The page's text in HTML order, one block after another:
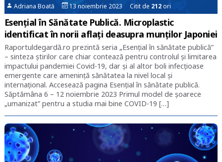
Adriana Boată 13 noiembrie 2023 Citit de 212ori
Esențial în Sănătate Publică. Microplastic
identificat în norii aflați deasupra munților Japoniei
Raportuldegardă.ro prezintă seria „Esențial în sănătate publică”
– sinteza știrilor care chiar contează pentru controlul și limitarea
impactului pandemiei Covid-19, dar și al altor boli infecțioase
emergente care amenință sănătatea la nivel local și
internațional. Accesează pagina Esențial în sănătate publică.
Săptămâna 6 – 12 noiembrie 2023 Primul model de șoarece
„umanizat” pentru a studia mai bine COVID-19 […]